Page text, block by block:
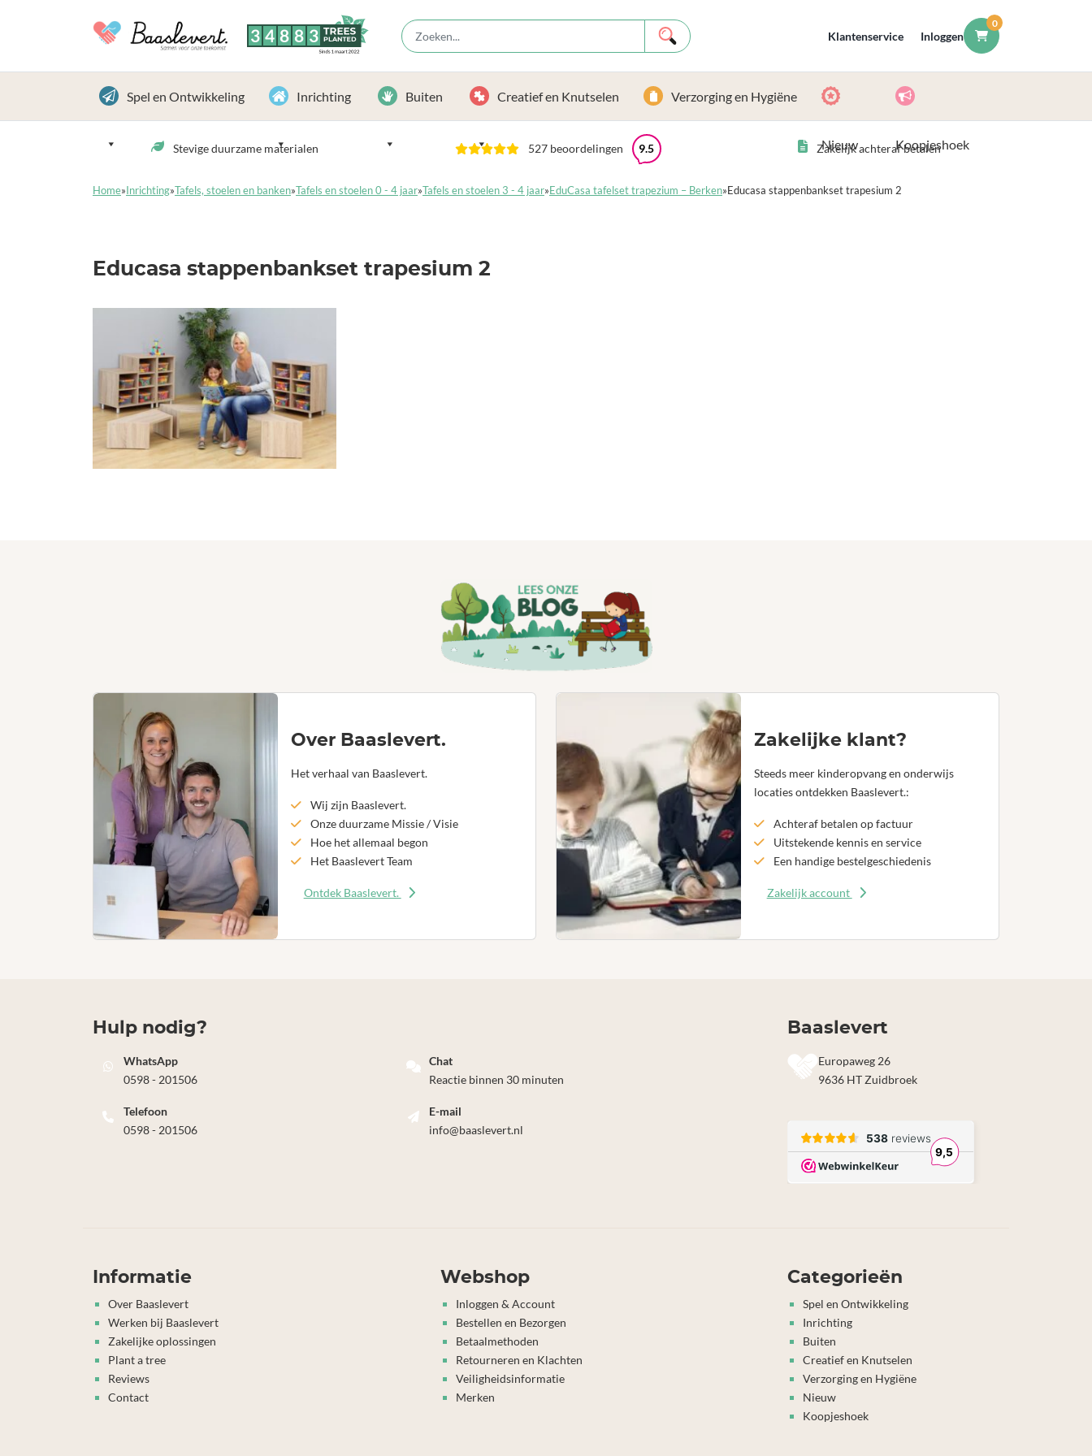
3 4 8 8 3 TREES
PLANTED
Sinds 1 maart 2022
Klantenservice Inloggen
0
Spel en Ontwikkeling Inrichting Buiten Creatief en Knutselen Verzorging en Hygiëne
Nieuw Koopjeshoek
Stevige duurzame materialen 527 beoordelingen 9.5 Zakelijk achteraf betalen
Home» Inrichting»Tafels, stoelen en banken»Tafels en stoelen 0 - 4 jaar»Tafels en stoelen 3 - 4 jaar» EduCasa tafelset trapezium – Berken» Educasa stappenbankset trapesium 2
Educasa stappenbankset trapesium 2
Over Baaslevert.
Het verhaal van Baaslevert.
Wij zijn Baaslevert.
Onze duurzame Missie / Visie
Hoe het allemaal begon
Het Baaslevert Team
Ontdek Baaslevert.
Zakelijke klant?
Steeds meer kinderopvang en onderwijs
locaties ontdekken Baaslevert.:
Achteraf betalen op factuur
Uitstekende kennis en service
Een handige bestelgeschiedenis
Zakelijk account
Hulp nodig?
WhatsApp
0598 - 201506
Chat
Reactie binnen 30 minuten
Telefoon
0598 - 201506
E-mail
info@baaslevert.nl
Baaslevert
Europaweg 26
9636 HT Zuidbroek
Informatie
Over Baaslevert
Werken bij Baaslevert
Zakelijke oplossingen
Plant a tree
Reviews
Contact
Webshop
Inloggen & Account
Bestellen en Bezorgen
Betaalmethoden
Retourneren en Klachten
Veiligheidsinformatie
Merken
Categorieën
Spel en Ontwikkeling
Inrichting
Buiten
Creatief en Knutselen
Verzorging en Hygiëne
Nieuw
Koopjeshoek